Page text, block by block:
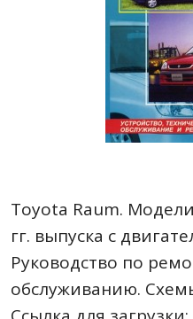
Toyota Raum.
гг. выпуска c
Руководство по
обслуживанию.